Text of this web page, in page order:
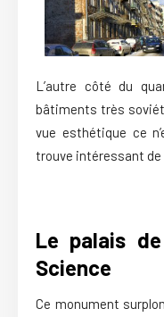
L’autre côté du
bâtiments très
vue esthétique ce
trouve intéressant de
Le palais
Science
Ce monument